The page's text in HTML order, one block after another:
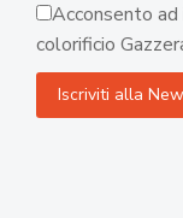
Acconsento
colorificio